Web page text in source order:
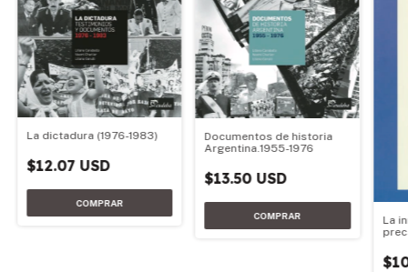
La dictadura (1976-1983)
$12.07 USD
Documentos de historia
Argentina.1955-1976
$13.50 USD
La